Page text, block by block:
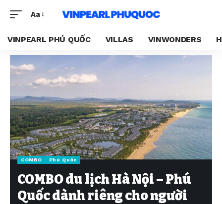
Aa
VINPEARL PHÚ QUỐC VILLAS VINWONDERS
COMBO Phú Quốc
COMBO du lịch Hà Nội – Phú
Quốc dành riêng cho người